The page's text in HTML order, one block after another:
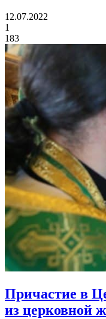
12.07.2022
1
183
Причастие в
из церковной